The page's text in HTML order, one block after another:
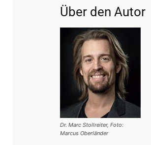
Über den Autor
Dr. Marc Stollreiter, Foto:
Marcus Oberländer